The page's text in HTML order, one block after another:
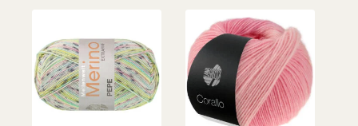
Optionen
können
auf
der
Produktseite
Die
Optionen
können
auf
der
Produktseite
gewählt